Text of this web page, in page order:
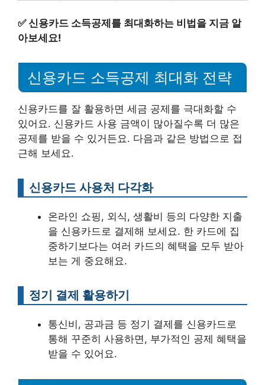
✅신용카드 소득공제를 최대화하는 비법을 지금 알
아보세요!
신용카드 소득공제 최대화 전략
신용카드를 잘 활용하면 세금 공제를 극대화할 수
있어요. 신용카드 사용 금액이 많아질수록 더 많은
공제를 받을 수 있거든요. 다음과 같은 방법으로 접
근해 보세요.
신용카드 사용처 다각화
온라인 쇼핑, 외식, 생활비 등의 다양한 지출
을 신용카드로 결제해 보세요. 한 카드에 집
중하기보다는 여러 카드의 혜택을 모두 받아
보는 게 중요해요.
정기 결제 활용하기
통신비, 공과금 등 정기 결제를 신용카드로
통해 꾸준히 사용하면, 부가적인 공제 혜택을
받을 수 있어요.